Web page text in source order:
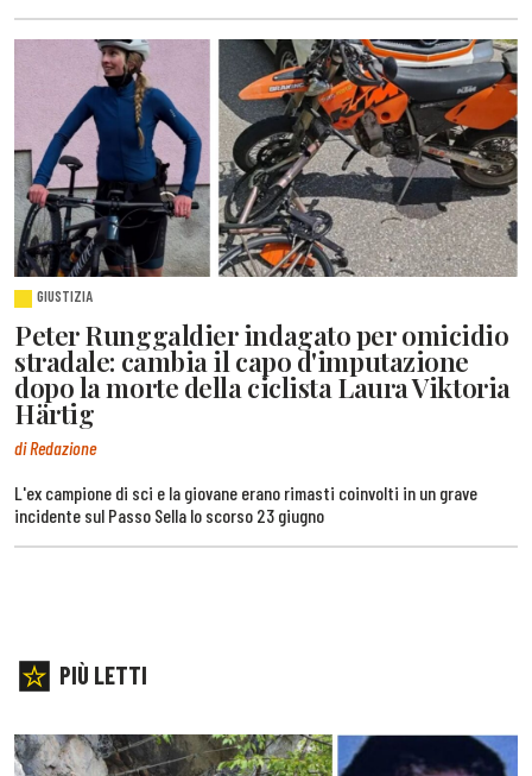
GIUSTIZIA
Peter Runggaldier indagato per omicidio
stradale: cambia il capo d'imputazione
dopo la morte della ciclista Laura Viktoria
Härtig
di Redazione
L'ex campione di sci e la giovane erano rimasti coinvolti in un grave
incidente sul Passo Sella lo scorso 23 giugno
PIÙ LETTI